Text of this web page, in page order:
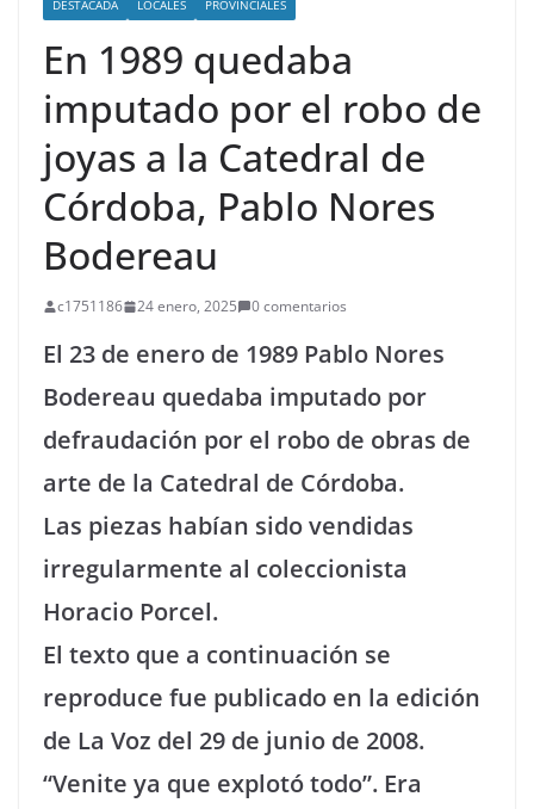
DESTACADA LOCALES PROVINCIALES
En 1989 quedaba
imputado por el robo de
joyas a la Catedral de
Córdoba, Pablo Nores
Bodereau
c1751186 24 enero, 2025 0 comentarios
El 23 de enero de 1989 Pablo Nores
Bodereau quedaba imputado por
defraudación por el robo de obras de
arte de la Catedral de Córdoba.
Las piezas habían sido vendidas
irregularmente al coleccionista
Horacio Porcel.
El texto que a continuación se
reproduce fue publicado en la edición
de La Voz del 29 de junio de 2008.
“Venite ya que explotó todo”. Era